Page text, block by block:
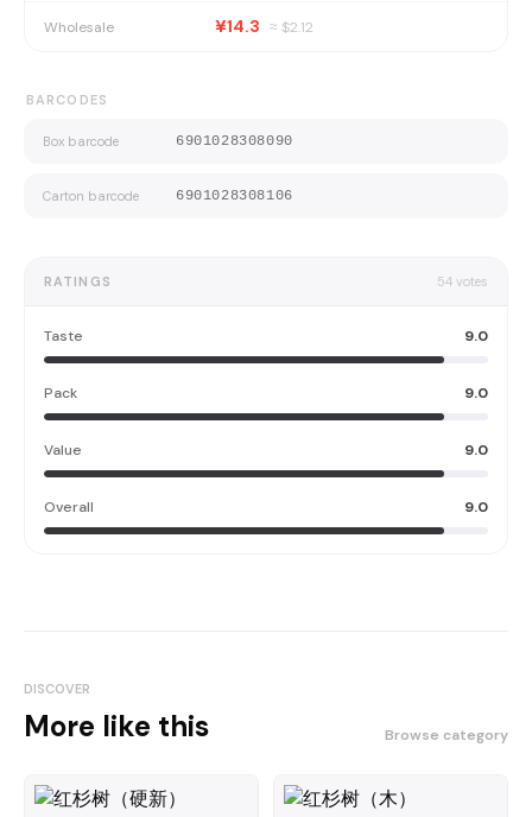
Wholesale ¥14.3 ≈ $2.12
BARCODES
Box barcode 6901028308090
Carton barcode 6901028308106
RATINGS 54 votes
Taste 9.0
Pack 9.0
Value 9.0
Overall 9.0
DISCOVER
More like this Browse category